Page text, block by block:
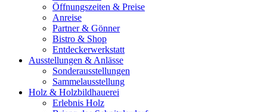
Öffnungszeiten & Preise
Anreise
Partner & Gönner
Bistro & Shop
Entdeckerwerkstatt
Ausstellungen & Anlässe
Sonderausstellungen
Sammelausstellung
Holz & Holzbildhauerei
Erlebnis Holz